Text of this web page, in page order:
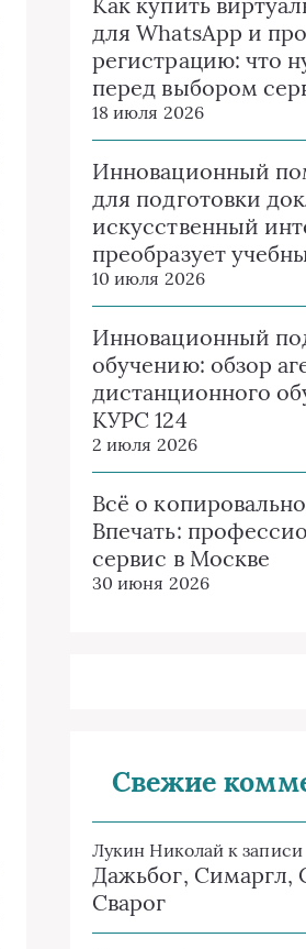
для WhatsApp и
регистрацию: что
перед выбором
18 июля 2026
Инновационный
для подготовки
искусственный
преобразует
10 июля 2026
Инновационный
обучению: обзор
дистанционного
КУРС 124
2 июля 2026
Всё о
Впечать:
сервис в Москве
30 июня 2026
Свежие
Лукин Николай к записи
Дажьбог, Симаргл,
Сварог